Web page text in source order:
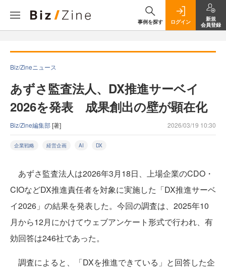
事例を探す ログイン
新規
会員登録
Biz/Zineニュース
あずさ監査法人、DX推進サーベイ
2026を発表 成果創出の壁が顕在化
Biz/Zine編集部[著] 2026/03/19 10:30
企業戦略 経営企画 AI DX
あずさ監査法人は2026年3月18日、上場企業のCDO・
CIOなどDX推進責任者を対象に実施した「DX推進サーベ
イ2026」の結果を発表した。今回の調査は、2025年10
月から12月にかけてウェブアンケート形式で行われ、有
効回答は246社であった。
調査によると、「DXを推進できている」と回答した企